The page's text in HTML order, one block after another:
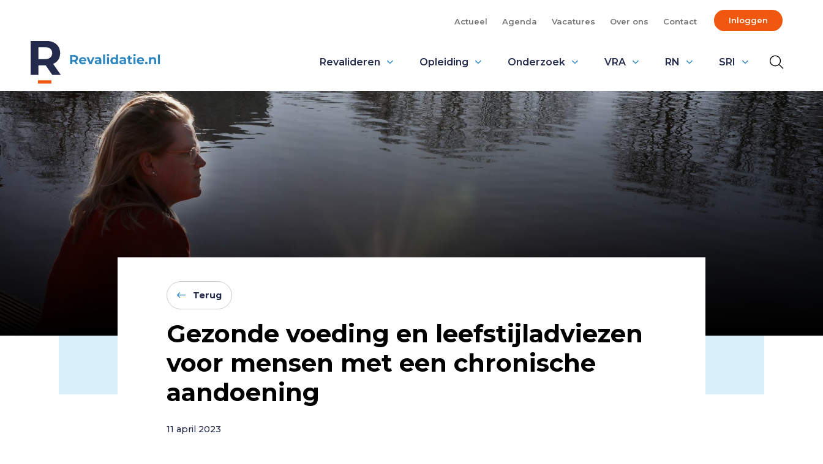
Actueel Agenda Vacatures Over ons Contact Inloggen
REVALIDATIE.NL
Revalideren Opleiding Onderzoek VRA RN SRI
Terug
Gezonde voeding en leefstijladviezen
voor mensen met een chronische
aandoening
11 april 2023